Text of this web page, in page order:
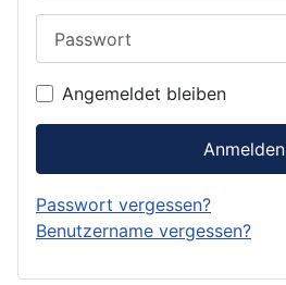
Angemeldet bleiben
Anmelden
Passwort vergessen?
Benutzername vergessen?